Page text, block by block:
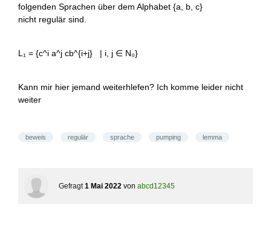
folgenden Sprachen über dem Alphabet {a, b, c}
nicht regulär sind.
L₁ = {c^i a^j cb^{i+j} | i, j ∈ N₀}
Kann mir hier jemand weiterhlefen? Ich komme leider nicht
weiter
beweis regulär sprache pumping lemma
Gefragt 1 Mai 2022 von abcd12345